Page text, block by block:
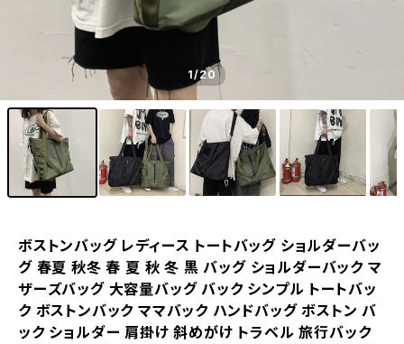
1/20
ボストンバッグ レディース トートバッグ ショルダーバッ
グ 春夏 秋冬 春 夏 秋 冬 黒 バッグ ショルダーバック マ
ザーズバッグ 大容量バッグ バック シンプル トートバッ
ク ボストンバック ママバック ハンドバッグ ボストン バ
ック ショルダー 肩掛け 斜めがけ トラベル 旅行バック